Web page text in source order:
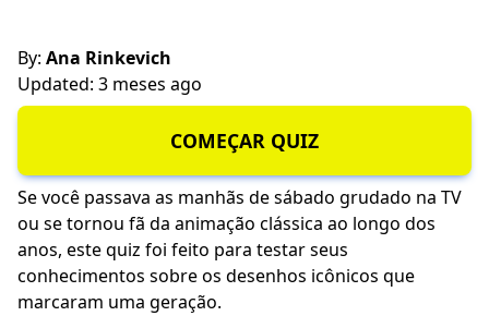
By: Ana Rinkevich
Updated: 3 meses ago
COMEÇAR QUIZ
Se você passava as manhãs de sábado grudado na TV
ou se tornou fã da animação clássica ao longo dos
anos, este quiz foi feito para testar seus
conhecimentos sobre os desenhos icônicos que
marcaram uma geração.